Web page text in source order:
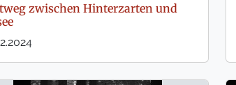
zwischen Hinterzarten und